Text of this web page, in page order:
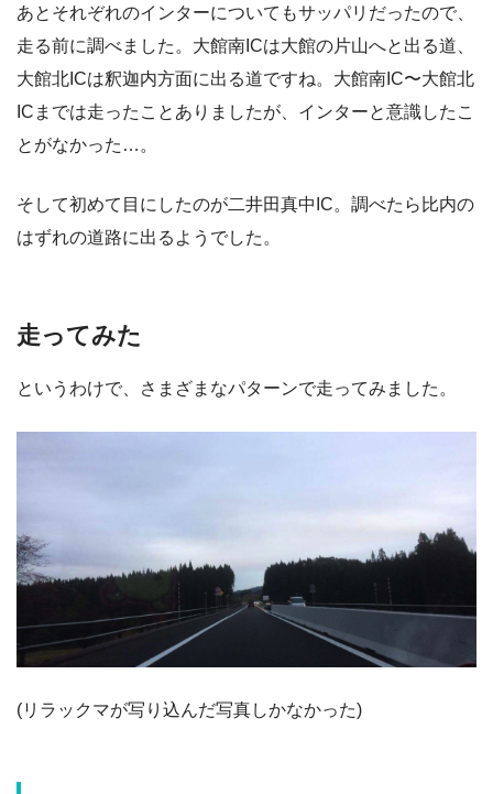
あとそれぞれのインターについてもサッパリだったので、
走る前に調べました。大館南ICは大館の片山へと出る道、
大館北ICは釈迦内方面に出る道ですね。大館南IC〜大館北
ICまでは走ったことありましたが、インターと意識したこ
とがなかった…。
そして初めて目にしたのが二井田真中IC。調べたら比内の
はずれの道路に出るようでした。
走ってみた
というわけで、さまざまなパターンで走ってみました。
(リラックマが写り込んだ写真しかなかった)